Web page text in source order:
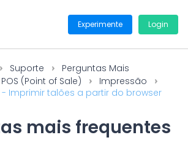
Experimente Login
Suporte
Perguntas Mais
POS (Point of Sale)
Impressão
- Imprimir talões a partir do browser
mais frequentes